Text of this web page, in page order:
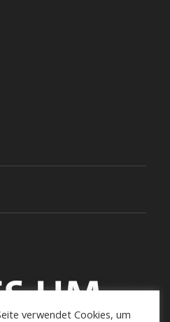
verwendet Cookies, um